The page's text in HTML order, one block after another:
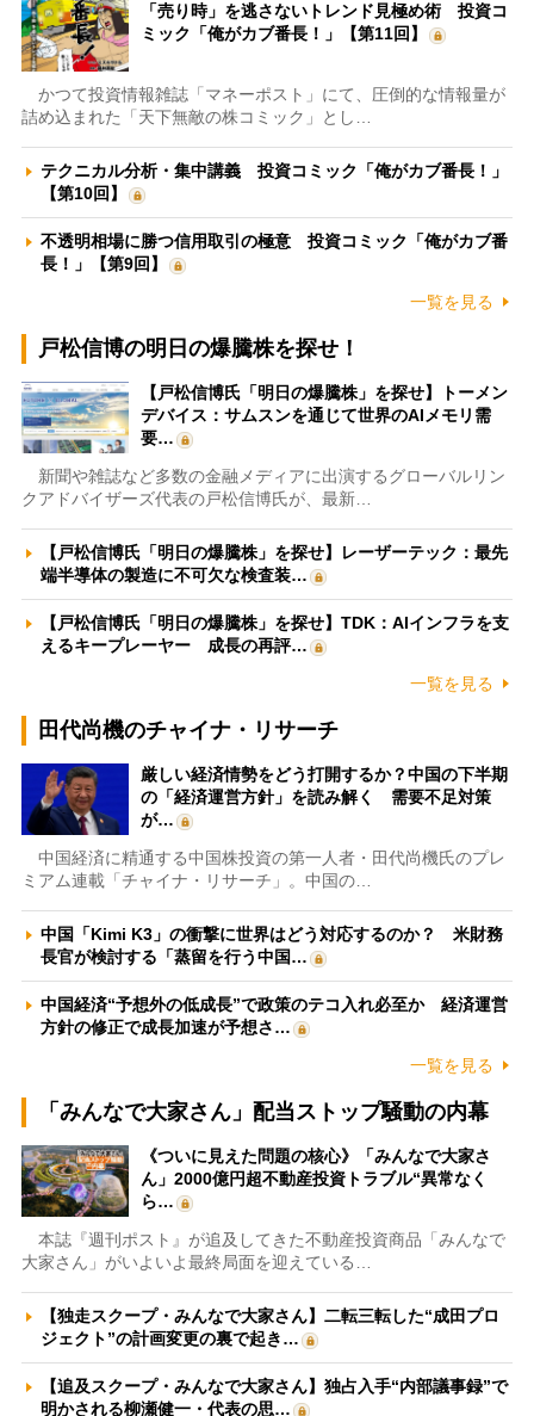
「売り時」を逃さないトレンド見極め術 投資コ
ミック「俺がカブ番長！」【第11回】
かつて投資情報雑誌「マネーポスト」にて、圧倒的な情報量が
詰め込まれた「天下無敵の株コミック」とし…
テクニカル分析・集中講義 投資コミック「俺がカブ番長！」
【第10回】
不透明相場に勝つ信用取引の極意 投資コミック「俺がカブ番
長！」【第9回】
一覧を見る
戸松信博の明日の爆騰株を探せ！
【戸松信博氏「明日の爆騰株」を探せ】トーメン
デバイス：サムスンを通じて世界のAIメモリ需
要…
新聞や雑誌など多数の金融メディアに出演するグローバルリン
クアドバイザーズ代表の戸松信博氏が、最新…
【戸松信博氏「明日の爆騰株」を探せ】レーザーテック：最先
端半導体の製造に不可欠な検査装…
【戸松信博氏「明日の爆騰株」を探せ】TDK：AIインフラを支
えるキープレーヤー 成長の再評…
一覧を見る
田代尚機のチャイナ・リサーチ
厳しい経済情勢をどう打開するか？中国の下半期
の「経済運営方針」を読み解く 需要不足対策
が…
中国経済に精通する中国株投資の第一人者・田代尚機氏のプレ
ミアム連載「チャイナ・リサーチ」。中国の…
中国「Kimi K3」の衝撃に世界はどう対応するのか？ 米財務
長官が検討する「蒸留を行う中国…
中国経済“予想外の低成長”で政策のテコ入れ必至か 経済運営
方針の修正で成長加速が予想さ…
一覧を見る
「みんなで大家さん」配当ストップ騒動の内幕
《ついに見えた問題の核心》「みんなで大家さ
ん」2000億円超不動産投資トラブル“異常なく
ら…
本誌『週刊ポスト』が追及してきた不動産投資商品「みんなで
大家さん」がいよいよ最終局面を迎えている…
【独走スクープ・みんなで大家さん】二転三転した“成田プロ
ジェクト”の計画変更の裏で起き…
【追及スクープ・みんなで大家さん】独占入手“内部議事録”で
明かされる柳瀬健一・代表の思…